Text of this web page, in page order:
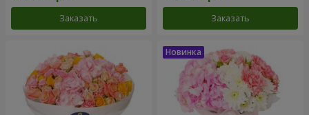
Заказать Заказать